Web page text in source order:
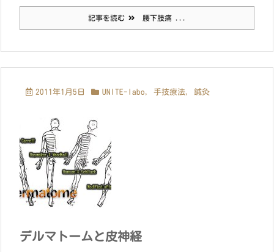
記事を読む 腰下肢痛 ...
2011年1月5日 UNITE-labo, 手技療法, 鍼灸
デルマトームと皮神経